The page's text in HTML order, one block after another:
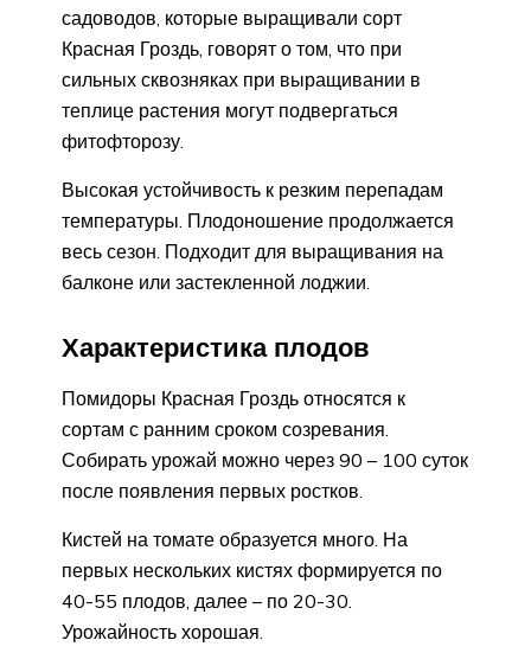
садоводов, которые выращивали сорт
Красная Гроздь, говорят о том, что при
сильных сквозняках при выращивании в
теплице растения могут подвергаться
фитофторозу.
Высокая устойчивость к резким перепадам
температуры. Плодоношение продолжается
весь сезон. Подходит для выращивания на
балконе или застекленной лоджии.
Характеристика плодов
Помидоры Красная Гроздь относятся к
сортам с ранним сроком созревания.
Собирать урожай можно через 90 – 100 суток
после появления первых ростков.
Кистей на томате образуется много. На
первых нескольких кистях формируется по
40-55 плодов, далее – по 20-30.
Урожайность хорошая.